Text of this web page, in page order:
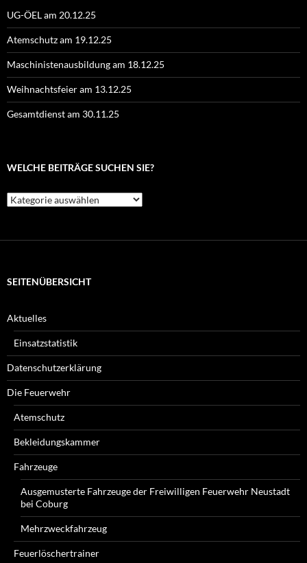
UG-ÖEL am 20.12.25
Atemschutz am 19.12.25
Maschinistenausbildung am 18.12.25
Weihnachtsfeier am 13.12.25
Gesamtdienst am 30.11.25
WELCHE BEITRÄGE SUCHEN SIE?
Welche
Beiträge
SEITENÜBERSICHT
Aktuelles
Einsatzstatistik
Datenschutzerklärung
Die Feuerwehr
Atemschutz
Bekleidungskammer
Fahrzeuge
Ausgemusterte Fahrzeuge der Freiwilligen Feuerwehr Neustadt
bei Coburg
Mehrzweckfahrzeug
Feuerlöschertrainer